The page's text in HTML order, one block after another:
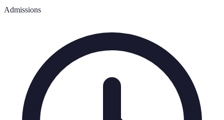
Admissions